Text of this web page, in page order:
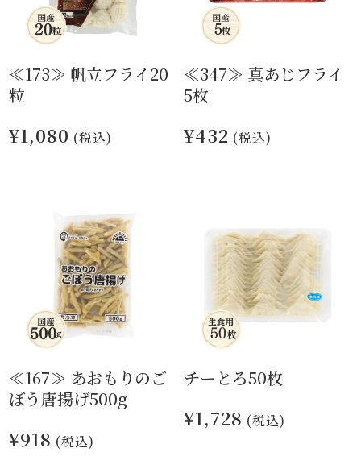
≪173≫ 帆立フライ20
粒
¥1,080 (税込)
≪347≫ 真あじフライ
5枚
¥432 (税込)
≪167≫ あおもりのご
ぼう唐揚げ500g
¥918 (税込)
チーとろ50枚
¥1,728 (税込)